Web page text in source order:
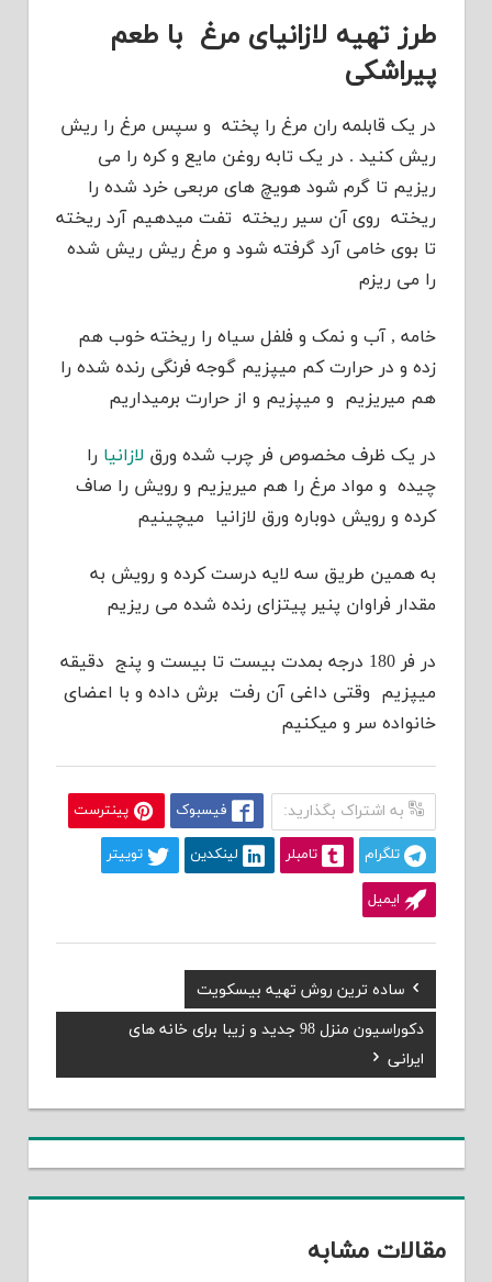
طرز تهیه لازانیای مرغ با طعم
پیراشکی
در یک قابلمه ران مرغ را پخته و سپس مرغ را ریش
ریش کنید . در یک تابه روغن مایع و کره را می
ریزیم تا گرم شود هویچ های مربعی خرد شده را
ریخته روی آن سیر ریخته تفت میدهیم آرد ریخته
تا بوی خامی آرد گرفته شود و مرغ ریش ریش شده
را می ریزم
خامه , آب و نمک و فلفل سیاه را ریخته خوب هم
زده و در حرارت کم میپزیم گوجه فرنگی رنده شده را
هم میریزیم و میپزیم و از حرارت برمیداریم
در یک ظرف مخصوص فر چرب شده ورق لازانیا را
چیده و مواد مرغ را هم میریزیم و رویش را صاف
کرده و رویش دوباره ورق لازانیا میچینیم
به همین طریق سه لایه درست کرده و رویش به
مقدار فراوان پنیر پیتزای رنده شده می ریزیم
در فر 180 درجه بمدت بیست تا بیست و پنج دقیقه
میپزیم وقتی داغی آن رفت برش داده و با اعضای
خانواده سر و میکنیم
به اشتراک بگذارید: فیسبوک پینترست
تلگرام تامبلر لینکدین توییتر
ایمیل
راهبری
نوشته
Previous
Post:
ساده ترین روش تهیه بیسکویت
Next
Post:
دکوراسیون منزل 98 جدید و زیبا برای خانه های
ایرانی
مقالات مشابه